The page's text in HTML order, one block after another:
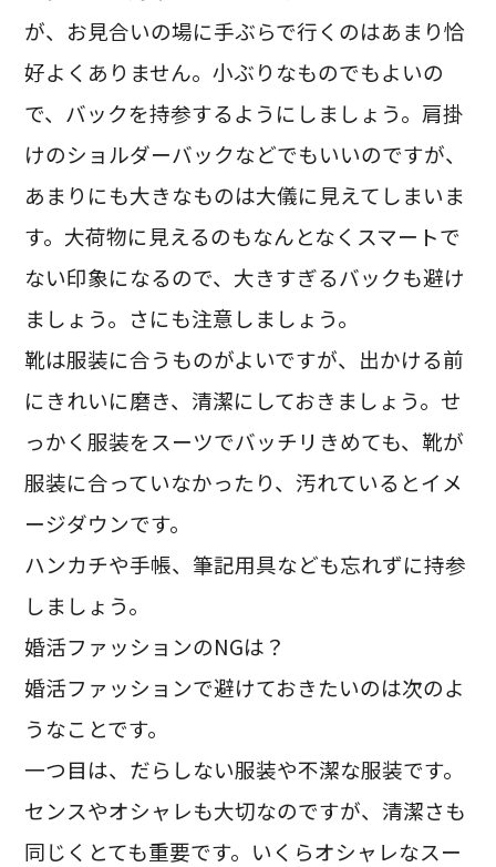
が、お見合いの場に手ぶらで行くのはあまり恰
好よくありません。小ぶりなものでもよいの
で、バックを持参するようにしましょう。肩掛
けのショルダーバックなどでもいいのですが、
あまりにも大きなものは大儀に見えてしまいま
す。大荷物に見えるのもなんとなくスマートで
ない印象になるので、大きすぎるバックも避け
ましょう。さにも注意しましょう。
靴は服装に合うものがよいですが、出かける前
にきれいに磨き、清潔にしておきましょう。せ
っかく服装をスーツでバッチリきめても、靴が
服装に合っていなかったり、汚れているとイメ
ージダウンです。
ハンカチや手帳、筆記用具なども忘れずに持参
しましょう。
婚活ファッションのNGは？
婚活ファッションで避けておきたいのは次のよ
うなことです。
一つ目は、だらしない服装や不潔な服装です。
センスやオシャレも大切なのですが、清潔さも
同じくとても重要です。いくらオシャレなスー